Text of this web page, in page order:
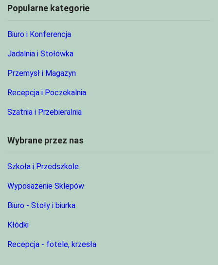
Popularne kategorie
Biuro i Konferencja
Jadalnia i Stołówka
Przemysł i Magazyn
Recepcja i Poczekalnia
Szatnia i Przebieralnia
Wybrane przez nas
Szkoła i Przedszkole
Wyposażenie Sklepów
Biuro - Stoły i biurka
Kłódki
Recepcja - fotele, krzesła